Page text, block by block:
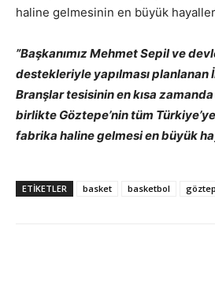
haline gelmesinin en büyük
”Başkanımız Mehmet Sepil ve
destekleriyle yapılması planlanan
Branşlar tesisinin en kısa
birlikte Göztepe’nin tüm
fabrika haline gelmesi en büyük
ETIKETLER basket basketbol